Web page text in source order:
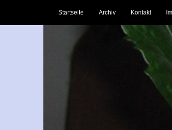
Startseite Archiv Kontakt